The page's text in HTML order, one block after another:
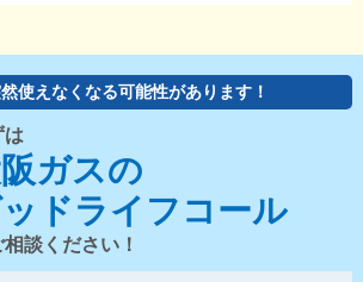
使えなくなる可能性があります！
は
ガスの
ドライフコール
相談ください！